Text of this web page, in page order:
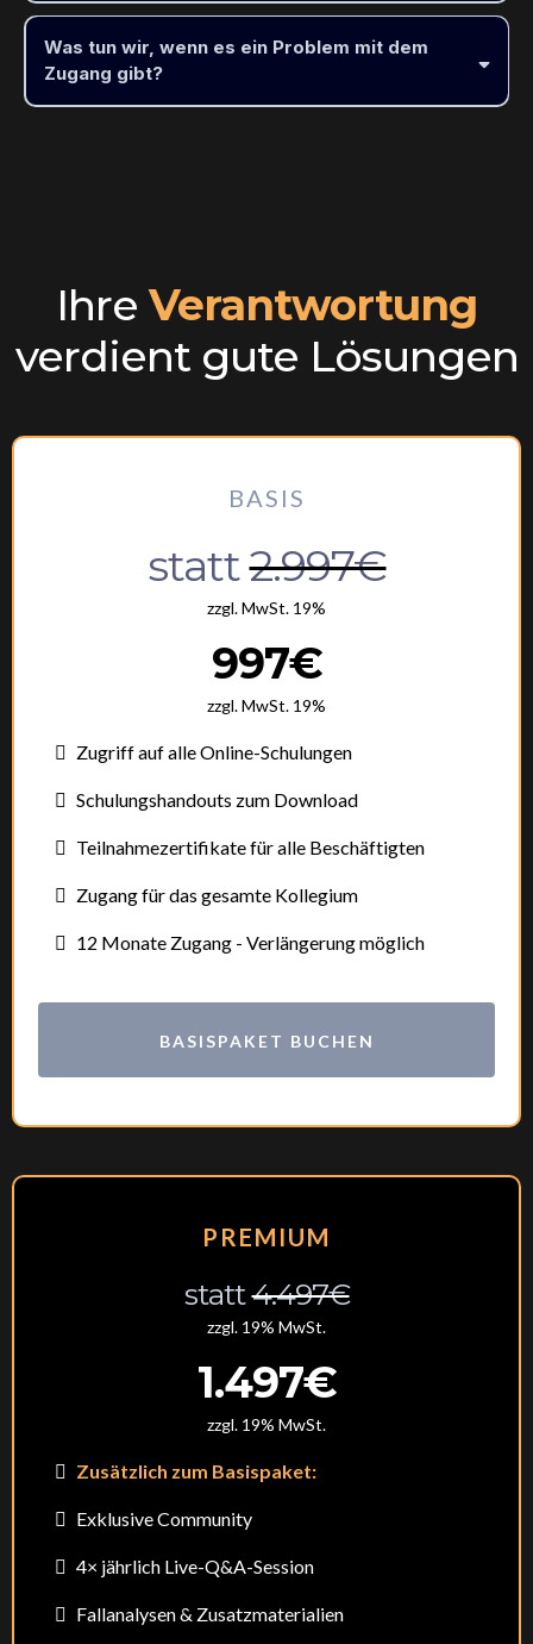
Zusatzfeatures
Internetzugang
Was tun wir, wenn es ein Problem mit dem
Zugang gibt?
IhreVerantwortung
verdient gute Lösungen
BASIS
statt2.997€
zzgl. MwSt. 19%
997€
zzgl. MwSt. 19%
Zugriff auf alle Online-Schulungen
Schulungshandouts zum Download
Teilnahmezertifikate für alle Beschäftigten
Zugang für das gesamte Kollegium
12 Monate Zugang - Verlängerung möglich
BASISPAKET BUCHEN
PREMIUM
statt4.497€
zzgl. 19% MwSt.
1.497€
zzgl. 19% MwSt.
Zusätzlich zum Basispaket:
Exklusive Community
4× jährlich Live-Q&A-Session
Fallanalysen & Zusatzmaterialien